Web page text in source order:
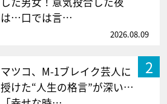
は…口では言…
2026.08.09
2
マツコ、M-1ブレイク芸人に
授けた“人生の格言”が深い…